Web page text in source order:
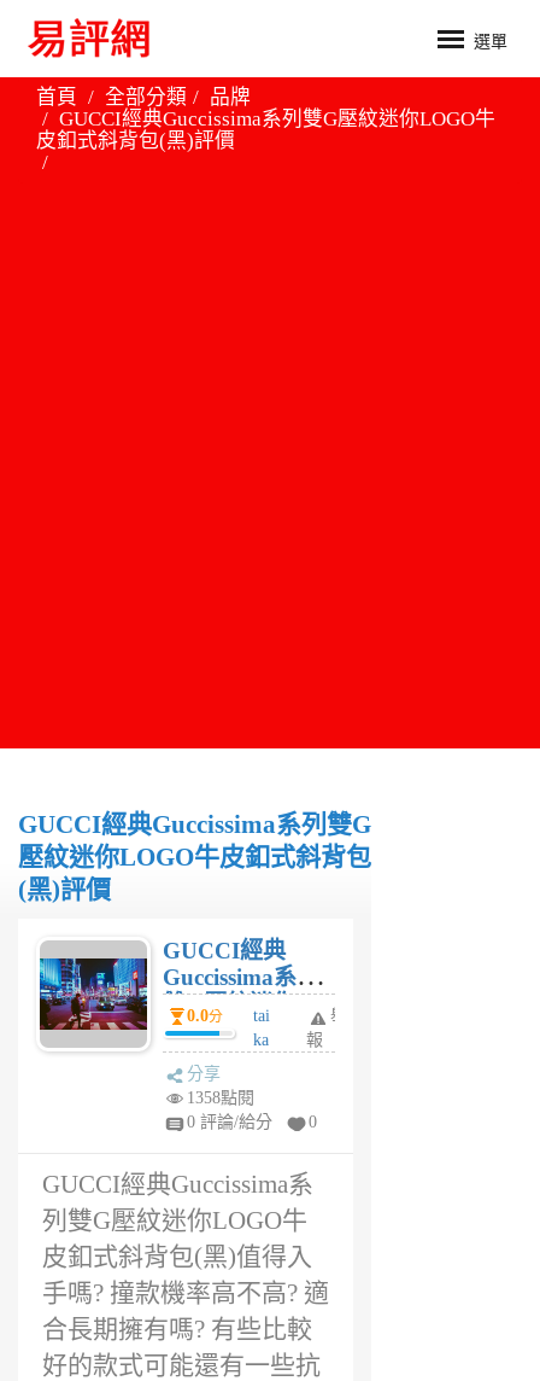
選單
首頁 全部分類
品牌
GUCCI經典Guccissima系列雙G壓紋迷你LOGO牛
皮釦式斜背包(黑)評價
GUCCI經典Guccissima系列雙G
壓紋迷你LOGO牛皮釦式斜背包
(黑)評價
GUCCI經典
Guccissima系列
雙G壓紋迷你
LOGO牛皮釦式
斜背包(黑)評價
0.0分
tai
ka
年
舉
報
分享
1358點閱
0 評論/給分
0
GUCCI經典Guccissima系
列雙G壓紋迷你LOGO牛
皮釦式斜背包(黑)值得入
手嗎? 撞款機率高不高? 適
合長期擁有嗎? 有些比較
好的款式可能還有一些抗